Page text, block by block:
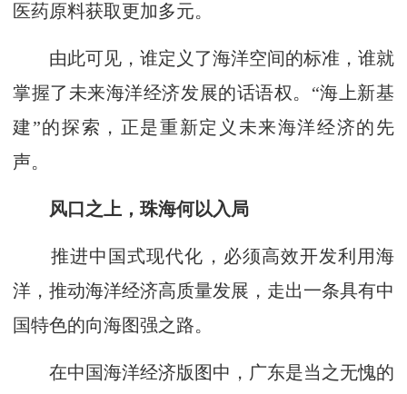
医药原料获取更加多元。
由此可见，谁定义了海洋空间的标准，谁就
掌握了未来海洋经济发展的话语权。“海上新基
建”的探索，正是重新定义未来海洋经济的先
声。
风口之上，珠海何以入局
推进中国式现代化，必须高效开发利用海
洋，推动海洋经济高质量发展，走出一条具有中
国特色的向海图强之路。
在中国海洋经济版图中，广东是当之无愧的